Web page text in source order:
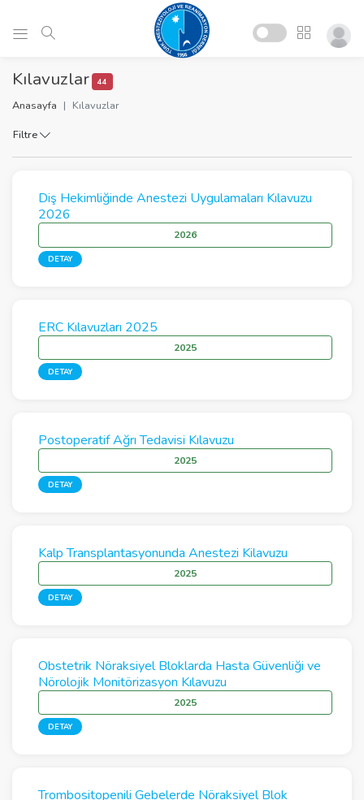
Kılavuzlar 44
Anasayfa
Kılavuzlar
Filtre
Diş Hekimliğinde Anestezi Uygulamaları Kılavuzu
2026
2026
DETAY
ERC Kılavuzları 2025
2025
DETAY
Postoperatif Ağrı Tedavisi Kılavuzu
2025
DETAY
Kalp Transplantasyonunda Anestezi Kilavuzu
2025
DETAY
Obstetrik Nöraksiyel Bloklarda Hasta Güvenliği ve
Nörolojik Monitörizasyon Kılavuzu
2025
DETAY
Trombositopenili Gebelerde Nöraksiyel Blok